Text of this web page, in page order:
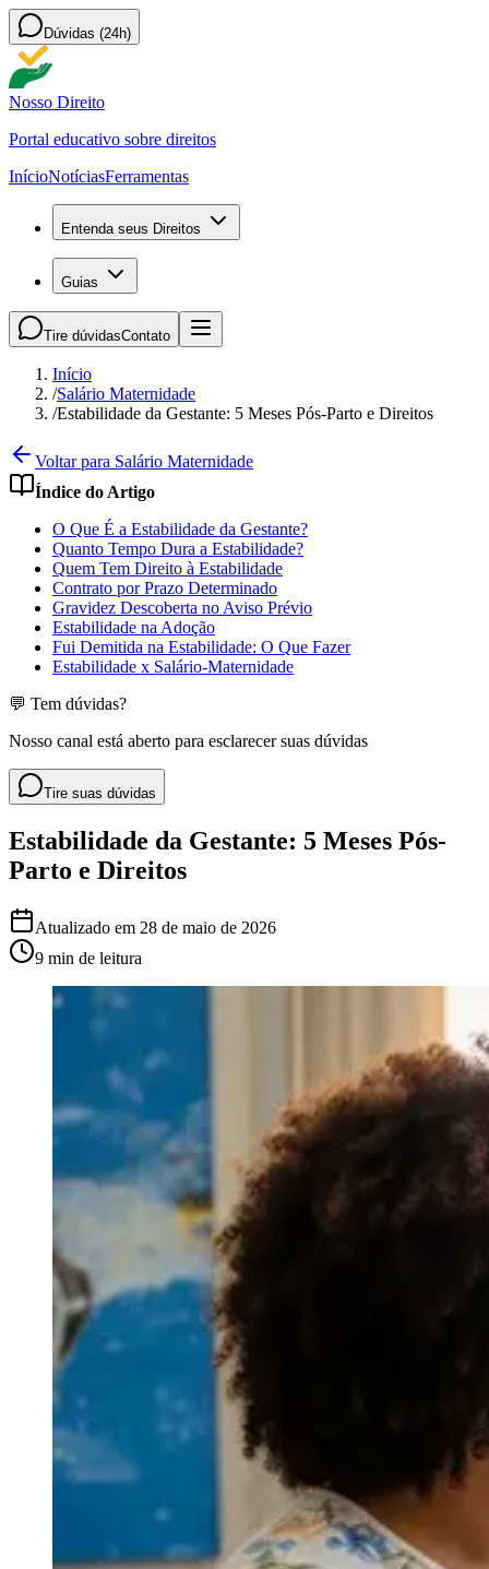
Dúvidas (24h)
Nosso Direito
Portal educativo sobre direitos
InícioNotíciasFerramentas
Entenda seus Direitos
Guias
Tire dúvidasContato
Início
/Salário Maternidade
/Estabilidade da Gestante: 5 Meses Pós-Parto e Direitos
Voltar para Salário Maternidade
Índice do Artigo
O Que É a Estabilidade da Gestante?
Quanto Tempo Dura a Estabilidade?
Quem Tem Direito à Estabilidade
Contrato por Prazo Determinado
Gravidez Descoberta no Aviso Prévio
Estabilidade na Adoção
Fui Demitida na Estabilidade: O Que Fazer
Estabilidade x Salário-Maternidade
💬 Tem dúvidas?
Nosso canal está aberto para esclarecer suas dúvidas
Tire suas dúvidas
Estabilidade da Gestante: 5 Meses Pós-
Parto e Direitos
Atualizado em 28 de maio de 2026
9 min de leitura